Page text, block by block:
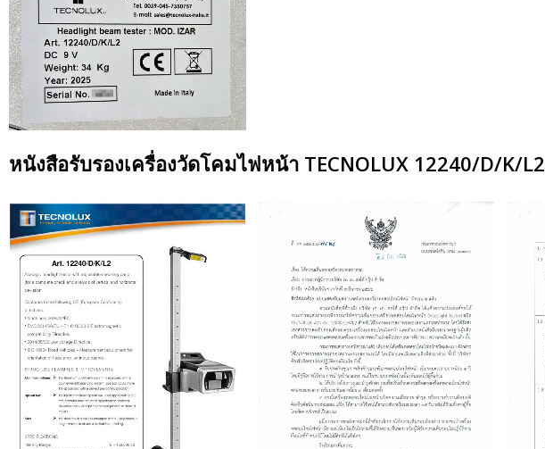
หนังสือรับรองเครื่องวัดโคมไฟหน้า TECNOLUX 12240/D/K/L2